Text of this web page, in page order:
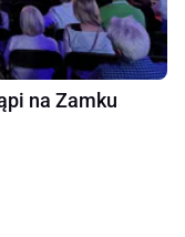
na Zamku